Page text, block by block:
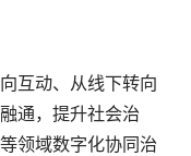
互动、从线下转向
通，提升社会治
领域数字化协同治